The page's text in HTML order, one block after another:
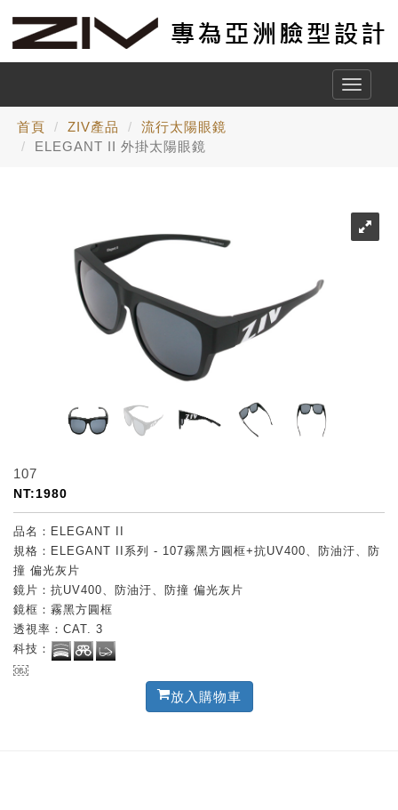
Toggle
首頁 ZIV產品
流行太陽眼鏡
ELEGANT II 外掛太陽眼鏡
107
NT:1980
品名：ELEGANT II
規格：ELEGANT II系列 - 107霧黑方圓框+抗UV400、防油汙、防
撞 偏光灰片
鏡片：抗UV400、防油汙、防撞 偏光灰片
鏡框：霧黑方圓框
透視率：CAT. 3
科技：
￼
放入購物車